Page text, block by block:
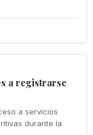
a registrarse
a servicios
durante la